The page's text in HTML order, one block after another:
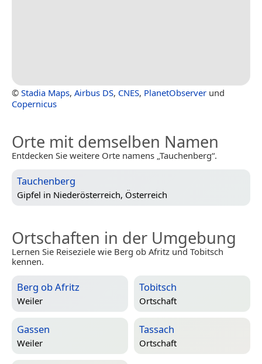
© Stadia Maps, Airbus DS, CNES, PlanetObserver und
Copernicus
Orte mit demselben Namen
Entdecken Sie weitere Orte namens „Tauchenberg“.
Tauchenberg
Gipfel in Niederösterreich, Österreich
Ortschaften in der Umgebung
Lernen Sie Reiseziele wie Berg ob Afritz und Tobitsch
kennen.
Berg ob Afritz
Weiler
Tobitsch
Ortschaft
Gassen
Weiler
Tassach
Ortschaft